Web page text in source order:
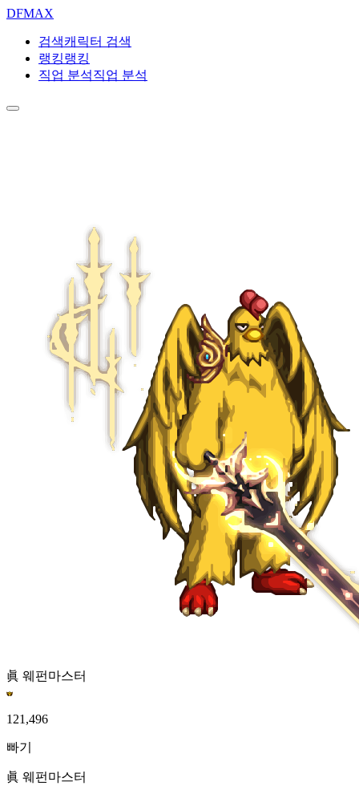
DFMAX
검색캐릭터 검색
랭킹랭킹
직업 분석직업 분석
眞 웨펀마스터
121,496
빠기
眞 웨펀마스터